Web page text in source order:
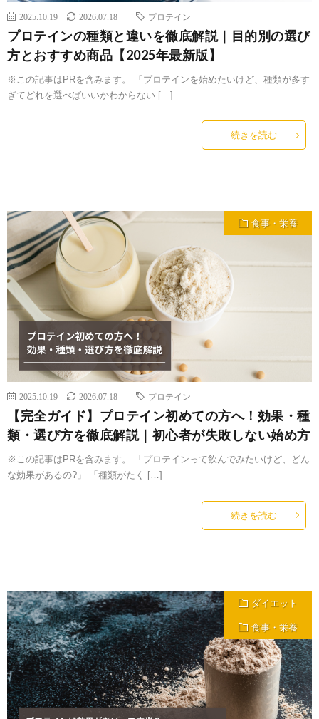
2025.10.19 2026.07.18 プロテイン
プロテインの種類と違いを徹底解説｜目的別の選び
方とおすすめ商品【2025年最新版】
※この記事はPRを含みます。 「プロテインを始めたいけど、種類が多す
ぎてどれを選べばいいかわからない […]
続きを読む
食事・栄養
2025.10.19 2026.07.18 プロテイン
【完全ガイド】プロテイン初めての方へ！効果・種
類・選び方を徹底解説｜初心者が失敗しない始め方
※この記事はPRを含みます。 「プロテインって飲んでみたいけど、どん
な効果があるの?」 「種類がたく […]
続きを読む
ダイエット
食事・栄養